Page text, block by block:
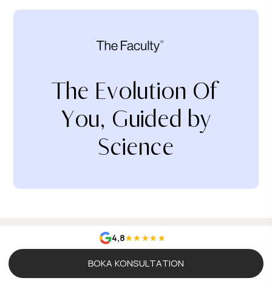
The Evolution Of
You, Guided by
Science
4,8
BOKA KONSULTATION